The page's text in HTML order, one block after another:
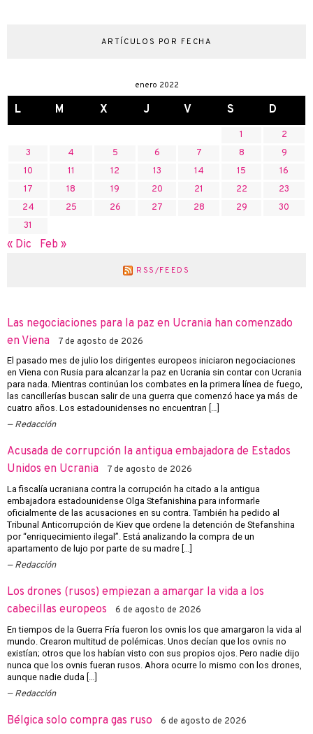
ARTÍCULOS POR FECHA
enero 2022
L M X J V S D
1
2
3
4 5 6 7 8
9
10
11 12 13 14 15
16
17
18 19 20 21 22
23
24
25 26 27 28 29
30
31
« Dic Feb »
RSS/FEEDS
Las negociaciones para la paz en Ucrania han comenzado
en Viena
7 de agosto de 2026
El pasado mes de julio los dirigentes europeos iniciaron negociaciones
en Viena con Rusia para alcanzar la paz en Ucrania sin contar con Ucrania
para nada. Mientras continúan los combates en la primera línea de fuego,
las cancillerías buscan salir de una guerra que comenzó hace ya más de
cuatro años. Los estadounidenses no encuentran […]
Redacción
Acusada de corrupción la antigua embajadora de Estados
Unidos en Ucrania
7 de agosto de 2026
La fiscalía ucraniana contra la corrupción ha citado a la antigua
embajadora estadounidense Olga Stefanishina para informarle
oficialmente de las acusaciones en su contra. También ha pedido al
Tribunal Anticorrupción de Kiev que ordene la detención de Stefanshina
por “enriquecimiento ilegal”. Está analizando la compra de un
apartamento de lujo por parte de su madre […]
Redacción
Los drones (rusos) empiezan a amargar la vida a los
cabecillas europeos
6 de agosto de 2026
En tiempos de la Guerra Fría fueron los ovnis los que amargaron la vida al
mundo. Crearon multitud de polémicas. Unos decían que los ovnis no
existían; otros que los habían visto con sus propios ojos. Pero nadie dijo
nunca que los ovnis fueran rusos. Ahora ocurre lo mismo con los drones,
aunque nadie duda […]
Redacción
Bélgica solo compra gas ruso 6 de agosto de 2026